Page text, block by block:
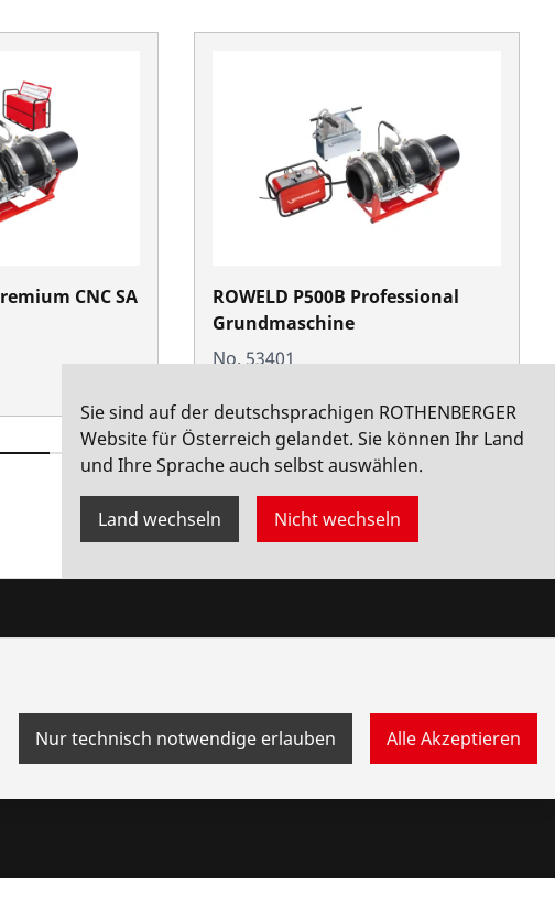
CNC SA
ROWELD P500B Professional
Grundmaschine
No. 53401
Sie sind auf der deutschsprachigen ROTHENBERGER
Website für Österreich gelandet. Sie können Ihr Land
und Ihre Sprache auch selbst auswählen.
Land wechseln Nicht wechseln
Prämien
Nur technisch notwendige erlauben Alle Akzeptieren